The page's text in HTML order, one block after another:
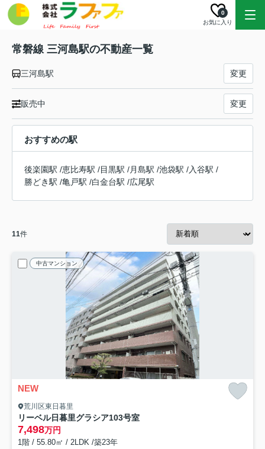
お気に入り
0
常磐線 三河島駅の不動産一覧
三河島駅 変更
販売中 変更
おすすめの駅
後楽園駅 /恵比寿駅 /目黒駅 /月島駅 /池袋駅 /入谷駅 /
勝どき駅 /亀戸駅 /白金台駅 /広尾駅
11件
中古マンション
NEW
荒川区東日暮里
リーベル日暮里グラシア103号室
7,498万円
1階 / 55.80㎡ / 2LDK /築23年